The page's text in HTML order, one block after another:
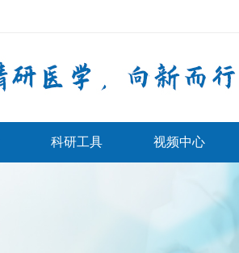
科研工具 视频中心